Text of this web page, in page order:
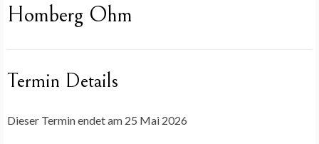
Homberg Ohm
Termin Details
Dieser Termin endet am 25 Mai 2026